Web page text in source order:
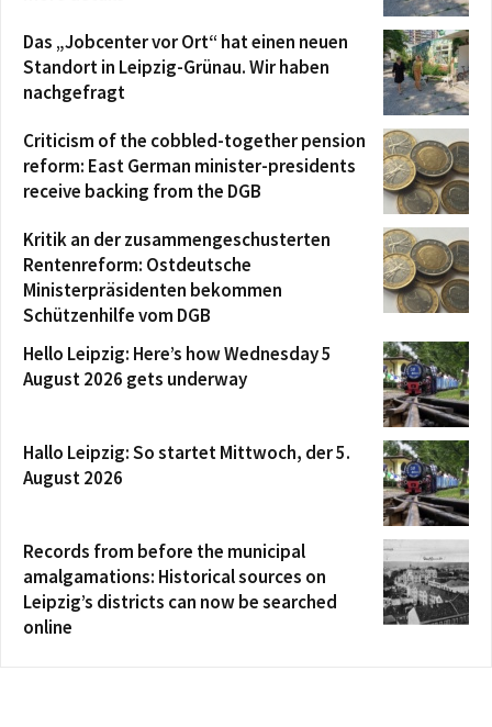
Das „Jobcenter vor Ort“ hat einen neuen
Standort in Leipzig-Grünau. Wir haben
nachgefragt
Criticism of the cobbled-together pension
reform: East German minister-presidents
receive backing from the DGB
Kritik an der zusammengeschusterten
Rentenreform: Ostdeutsche
Ministerpräsidenten bekommen
Schützenhilfe vom DGB
Hello Leipzig: Here’s how Wednesday 5
August 2026 gets underway
Hallo Leipzig: So startet Mittwoch, der 5.
August 2026
Records from before the municipal
amalgamations: Historical sources on
Leipzig’s districts can now be searched
online